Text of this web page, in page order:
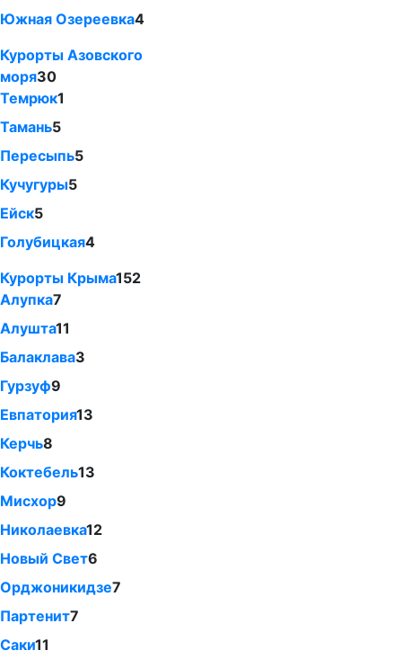
Южная Озереевка4
Курорты Азовского
моря30
Темрюк1
Тамань5
Пересыпь5
Кучугуры5
Ейск5
Голубицкая4
Курорты Крыма152
Алупка7
Алушта11
Балаклава3
Гурзуф9
Евпатория13
Керчь8
Коктебель13
Мисхор9
Николаевка12
Новый Свет6
Орджоникидзе7
Партенит7
Саки11